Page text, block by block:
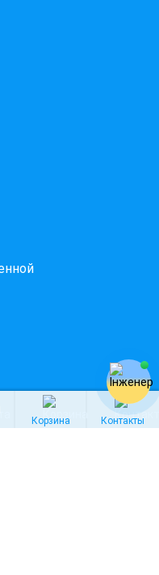
Корзина Контакты
30 секунд